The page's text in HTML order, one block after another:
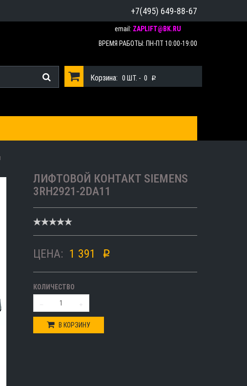
+7(495) 649-88-67
email: ZAPLIFT@BK.RU
ВРЕМЯ РАБОТЫ: ПН-ПТ 10:00-19:00
Корзина: 0 ШТ. - 0 p
ЛИФТОВОЙ КОНТАКТ SIEMENS
3RH2921-2DA11
ЦЕНА: 1 391 p
КОЛИЧЕСТВО
В КОРЗИНУ